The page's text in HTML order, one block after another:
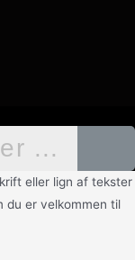
eller lign af tekster
du er velkommen til